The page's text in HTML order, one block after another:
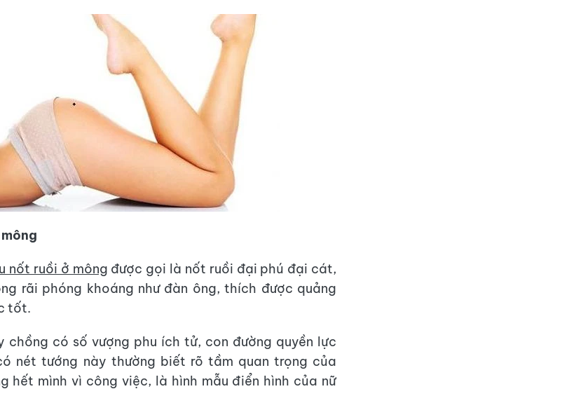
nốt ruồi ở mông được gọi là nốt ruồi đại phú đại cát,
rãi phóng khoáng như đàn ông, thích được quảng
tốt.
chồng có số vượng phu ích tử, con đường quyền lực
nét tướng này thường biết rõ tầm quan trọng của
hết mình vì công việc, là hình mẫu điển hình của nữ